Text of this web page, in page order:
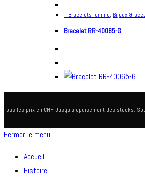
-- Bracelets femme, Bijoux &
Bracelet RR-40065-G
Tous les prix en CHF. Jusqu'à épuisement des stocks.
Fermer le menu
Accueil
Histoire